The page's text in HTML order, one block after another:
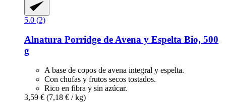
5.0 (2)
Alnatura Porridge de Avena y Espelta Bio, 500
g
A base de copos de avena integral y espelta.
Con chufas y frutos secos tostados.
Rico en fibra y sin azúcar.
3,59 € (7,18 € / kg)